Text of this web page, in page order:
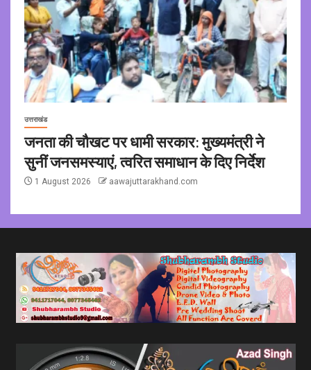
उत्तराखंड
जनता की चौखट पर धामी सरकार: मुख्यमंत्री ने
सुनीं जनसमस्याएं, त्वरित समाधान के दिए निर्देश
1 August 2026 aawajuttarakhand.com